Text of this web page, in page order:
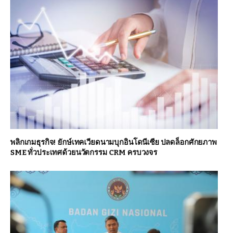
พลิกเกมธุรกิจ! ยักษ์เทคเวียดนามบุกอินโดนีเซีย ปลดล็อกศักยภาพ
SME ทั่วประเทศด้วยนวัตกรรม CRM ครบวงจร